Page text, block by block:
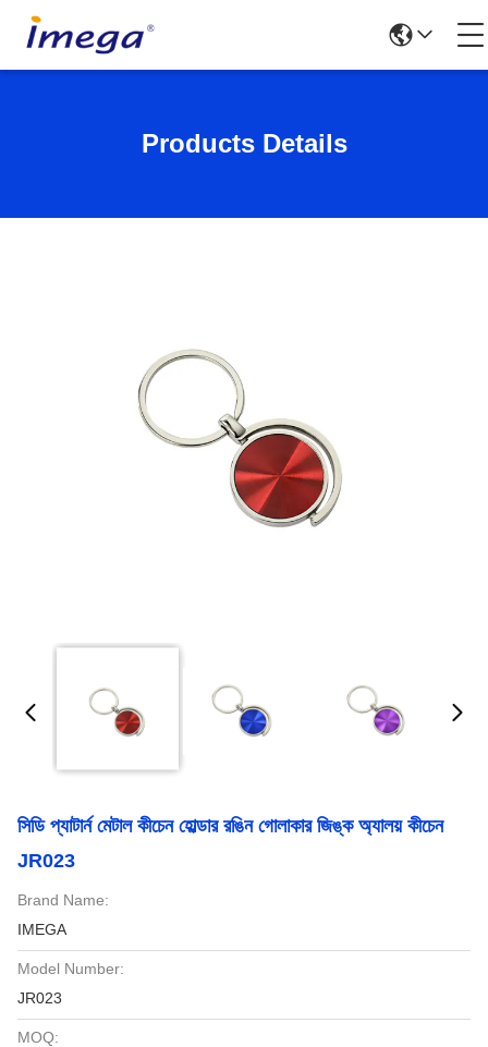
Products Details
সিডি প্যাটার্ন মেটাল কীচেন হোল্ডার রঙিন গোলাকার জিঙ্ক অ্যালয় কীচেন
JR023
Brand Name:
IMEGA
Model Number:
JR023
MOQ: